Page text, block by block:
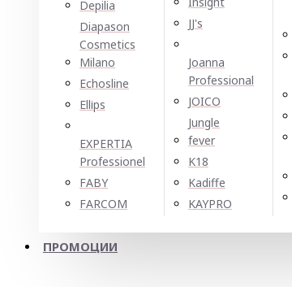
Depilia
Diapason
Cosmetics
Milano
Echosline
Ellірѕ
EXPERTIA
Professionel
FABY
FARCOM
JJ's
Joanna
Professional
JOICO
Jungle
fever
K18
Kadiffe
KAYPRO
ПРОМОЦИИ